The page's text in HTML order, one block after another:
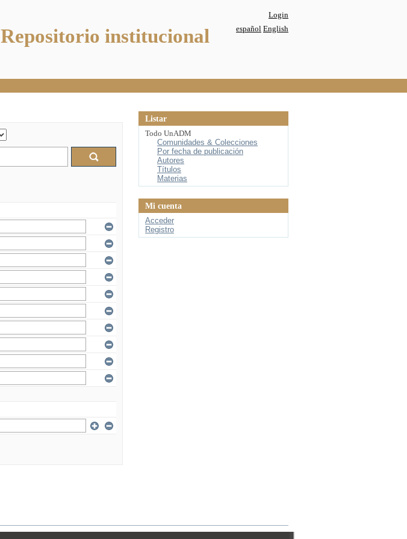
Repositorio institucional
Login
español English
Listar
Todo UnADM
Comunidades & Colecciones
Por fecha de publicación
Autores
Títulos
Materias
Mi cuenta
Acceder
Registro